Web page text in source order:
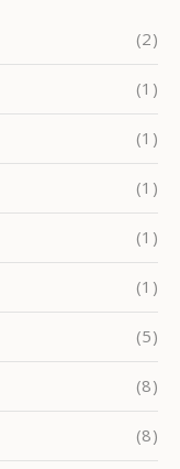
(2)
(1)
(1)
(1)
(1)
(1)
(5)
(8)
(8)